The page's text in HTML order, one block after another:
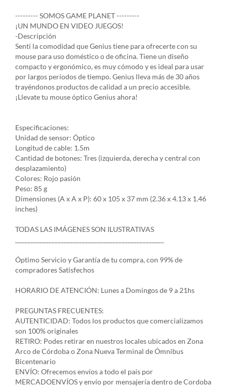
--------- SOMOS GAME PLANET ---------
¡UN MUNDO EN VIDEO JUEGOS!
-Descripción
Sentí la comodidad que Genius tiene para ofrecerte con su
mouse para uso doméstico o de oficina. Tiene un diseño
compacto y ergonómico, es muy cómodo y es ideal para usar
por largos períodos de tiempo. Genius lleva más de 30 años
trayéndonos productos de calidad a un precio accesible.
¡Llevate tu mouse óptico Genius ahora!
Especificaciones:
Unidad de sensor: Óptico
Longitud de cable: 1.5m
Cantidad de botones: Tres (izquierda, derecha y central con
desplazamiento)
Colores: Rojo pasión
Peso: 85 g
Dimensiones (A x A x P): 60 x 105 x 37 mm (2.36 x 4.13 x 1.46
inches)
TODAS LAS IMÁGENES SON ILUSTRATIVAS
Óptimo Servicio y Garantía de tu compra, con 99% de
compradores Satisfechos
HORARIO DE ATENCIÓN: Lunes a Domingos de 9 a 21hs
PREGUNTAS FRECUENTES:
AUTENTICIDAD: Todos los productos que comercializamos
son 100% originales
RETIRO: Podes retirar en nuestros locales ubicados en Zona
Arco de Córdoba o Zona Nueva Terminal de Ómnibus
Bicentenario
ENVÍO: Ofrecemos envíos a todo el país por
MERCADOENVÍOS y envío por mensajería dentro de Cordoba